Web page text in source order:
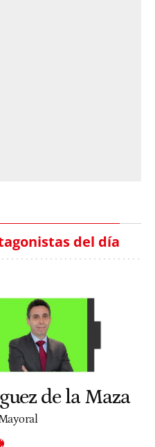
del día
de la Maza